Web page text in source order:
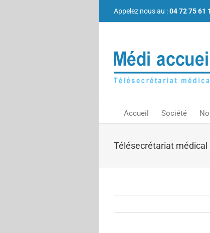
Appelez nous au :04 72 75 61
Accueil Société
Télésecrétariat médical